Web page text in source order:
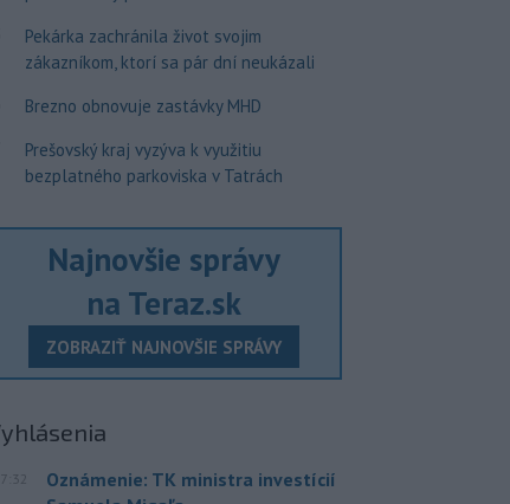
Pekárka zachránila život svojim
zákazníkom, ktorí sa pár dní neukázali
Brezno obnovuje zastávky MHD
Prešovský kraj vyzýva k využitiu
bezplatného parkoviska v Tatrách
Najnovšie správy
na Teraz.sk
ZOBRAZIŤ NAJNOVŠIE SPRÁVY
Oznámenie: TK ministra investícií